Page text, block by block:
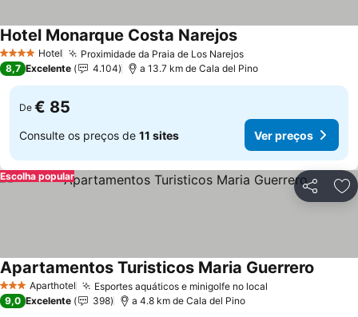
4 EstrelasHotel Proximidade da Praia de Los NarejosVer preços
Hotel Monarque Costa NarejosVer preços
8,7 Excelente 4.104 a 13.7 km de Cala del Pino
De € 85
Consulte os preços de 11 sites Ver preços
Partilhar
Escolha popular
3 EstrelasAparthotel Esportes aquáticos e minigolfe no local
Apartamentos Turisticos Maria Guerrero
9,0 Excelente 398 a 4.8 km de Cala del Pino